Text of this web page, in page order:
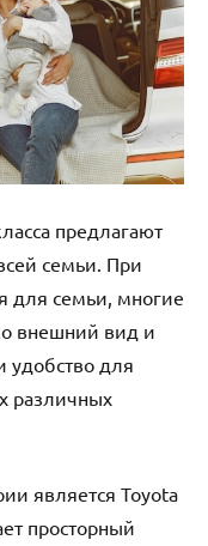
предлагают
семьи. При
для семьи, многие
внешний вид и
удобство для
различных
является Toyota
просторный